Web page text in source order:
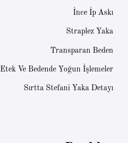
İnce İp Askı
Straplez Yaka
Transparan Beden
Etek Ve Bedende Yoğun İşlemeler
Sırtta Stefani Yaka Detayı